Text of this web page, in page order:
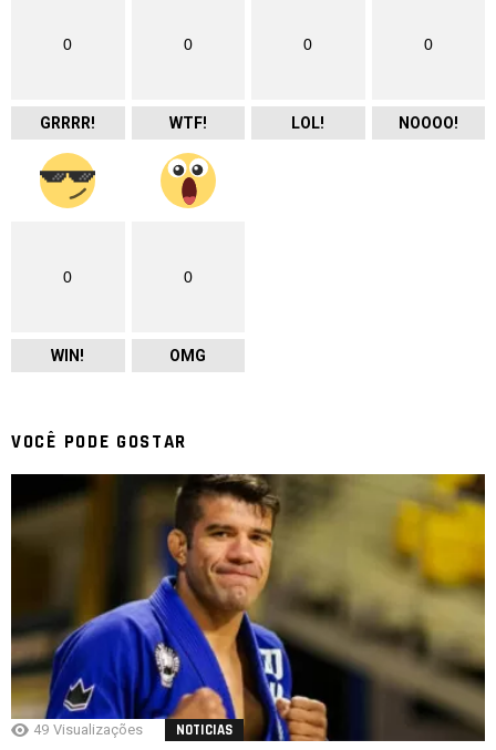
0
GRRRR!
0
WTF!
0
LOL!
0
NOOOO!
0
WIN!
0
OMG
VOCÊ PODE GOSTAR
49 Visualizações NOTICIAS